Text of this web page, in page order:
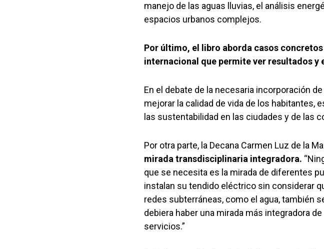
manejo de las aguas lluvias, el análisis
espacios urbanos complejos.
Por último, el libro aborda casos
internacional que permite ver resultados
En el debate de la necesaria incorporación
mejorar la calidad de vida de los habitantes,
las sustentabilidad en las ciudades y de las
Por otra parte, la Decana Carmen Luz de la
mirada transdisciplinaria integradora.
que se necesita es la mirada de diferentes
instalan su tendido eléctrico sin considerar
redes subterráneas, como el agua, también
debiera haber una mirada más integradora
servicios.”